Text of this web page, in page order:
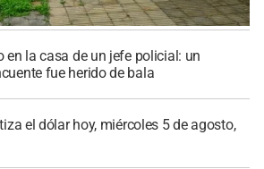
en la casa de un jefe policial: un
fue herido de bala
el dólar hoy, miércoles 5 de agosto,